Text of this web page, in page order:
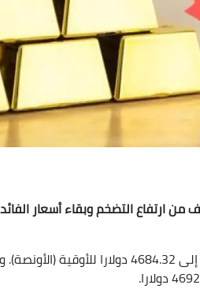
ارتفاع التضخم وبقاء أسعار
ونزل الذهب في المعاملات الفورية 0.6 بالمائة إلى